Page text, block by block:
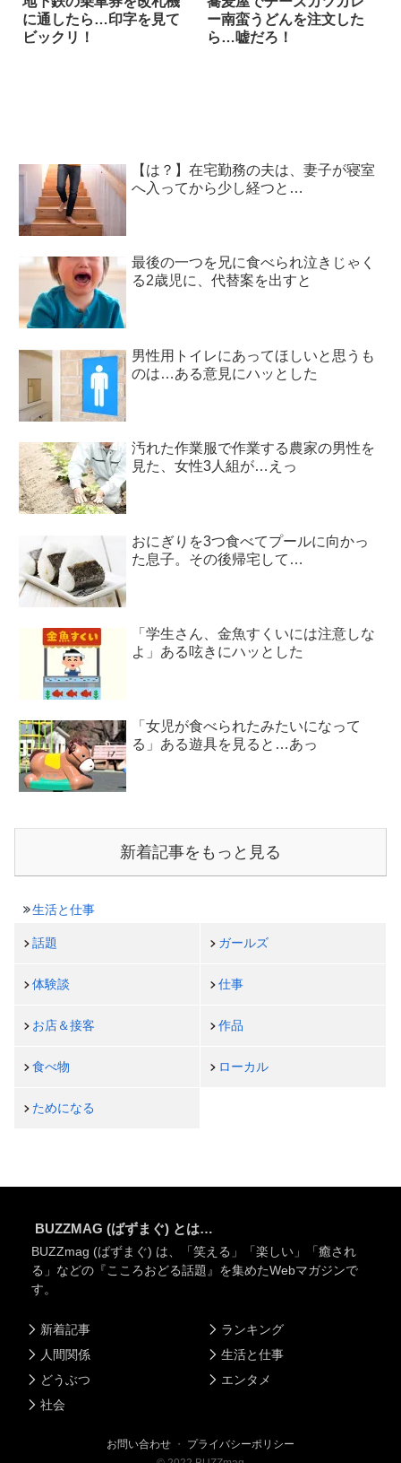
に通したら…印字を見て
ビックリ！
ー南蛮うどんを注文した
ら…嘘だろ！
【は？】在宅勤務の夫は、妻子が寝室
へ入ってから少し経つと…
最後の一つを兄に食べられ泣きじゃく
る2歳児に、代替案を出すと
男性用トイレにあってほしいと思うも
のは…ある意見にハッとした
汚れた作業服で作業する農家の男性を
見た、女性3人組が…えっ
おにぎりを3つ食べてプールに向かっ
た息子。その後帰宅して…
「学生さん、金魚すくいには注意しな
よ」ある呟きにハッとした
「女児が食べられたみたいになって
る」ある遊具を見ると…あっ
新着記事をもっと見る
生活と仕事
話題 ガールズ
体験談 仕事
お店＆接客 作品
食べ物 ローカル
ためになる
BUZZMAG (ばずまぐ) とは…
BUZZmag (ばずまぐ) は、「笑える」「楽しい」「癒され
る」などの『こころおどる話題』を集めたWebマガジンで
す。
新着記事
人間関係
どうぶつ
社会
ランキング
生活と仕事
エンタメ
お問い合わせ ・ プライバシーポリシー